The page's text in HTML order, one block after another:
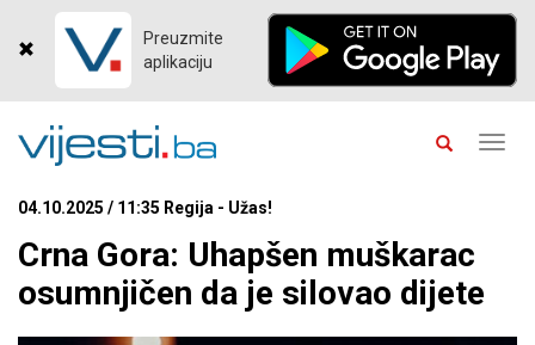
Preuzmite
aplikaciju
04.10.2025 / 11:35 Regija - Užas!
Crna Gora: Uhapšen muškarac
osumnjičen da je silovao dijete